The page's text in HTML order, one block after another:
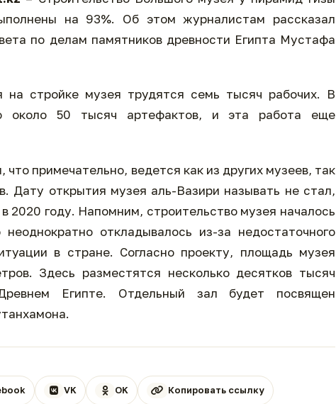
на 93%. Об этом журналистам рассказал
по делам памятников древности Египта Мустафа
стройке музея трудятся семь тысяч рабочих. В
около 50 тысяч артефактов, и эта работа еще
примечательно, ведется как из других музеев, так
Дату открытия музея аль-Вазири называть не стал,
2020 году. Напомним, строительство музея началось
откладывалось из-за недостаточного
в стране. Согласно проекту, площадь музея
Здесь разместятся несколько десятков тысяч
Египте. Отдельный зал будет посвящен
VK OK Копировать ссылку